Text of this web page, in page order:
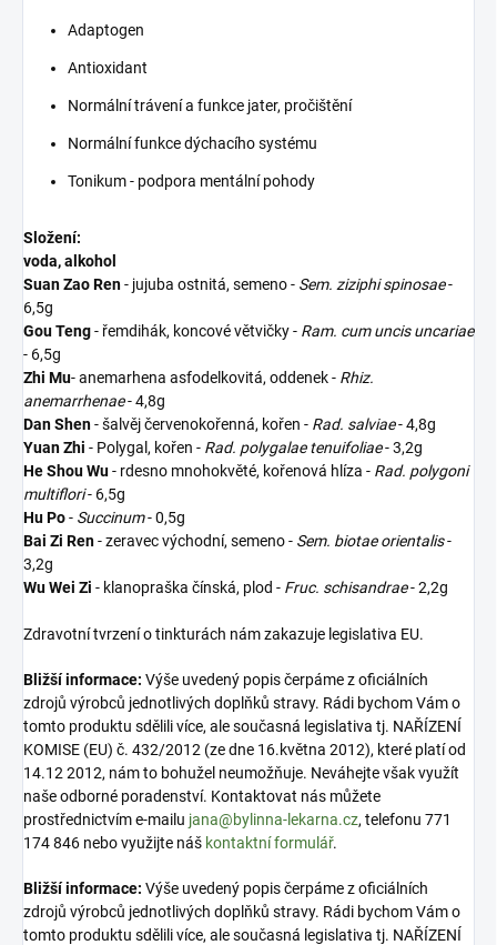
Adaptogen
Antioxidant
Normální trávení a funkce jater, pročištění
Normální funkce dýchacího systému
Tonikum - podpora mentální pohody
Složení:
voda, alkohol
Suan Zao Ren- jujuba ostnitá, semeno - Sem. ziziphi spinosae-
6,5g
Gou Teng- řemdihák, koncové větvičky - Ram. cum uncis uncariae
- 6,5g
Zhi Mu- anemarhena asfodelkovitá, oddenek - Rhiz.
anemarrhenae- 4,8g
Dan Shen- šalvěj červenokořenná, kořen - Rad. salviae- 4,8g
Yuan Zhi - Polygal, kořen - Rad. polygalae tenuifoliae- 3,2g
He Shou Wu- rdesno mnohokvěté, kořenová hlíza - Rad. polygoni
multiflori- 6,5g
Hu Po- Succinum- 0,5g
Bai Zi Ren- zeravec východní, semeno - Sem. biotae orientalis-
3,2g
Wu Wei Zi - klanopraška čínská, plod - Fruc. schisandrae- 2,2g
Zdravotní tvrzení o tinkturách nám zakazuje legislativa EU.
Bližší informace: Výše uvedený popis čerpáme z oficiálních
zdrojů výrobců jednotlivých doplňků stravy. Rádi bychom Vám o
tomto produktu sdělili více, ale současná legislativa tj. NAŘÍZENÍ
KOMISE (EU) č. 432/2012 (ze dne 16.května 2012), které platí od
14.12 2012, nám to bohužel neumožňuje. Neváhejte však využít
naše odborné poradenství. Kontaktovat nás můžete
prostřednictvím e-mailu jana@bylinna-lekarna.cz, telefonu 771
174 846 nebo využijte náš kontaktní formulář.
Bližší informace: Výše uvedený popis čerpáme z oficiálních
zdrojů výrobců jednotlivých doplňků stravy. Rádi bychom Vám o
tomto produktu sdělili více, ale současná legislativa tj. NAŘÍZENÍ